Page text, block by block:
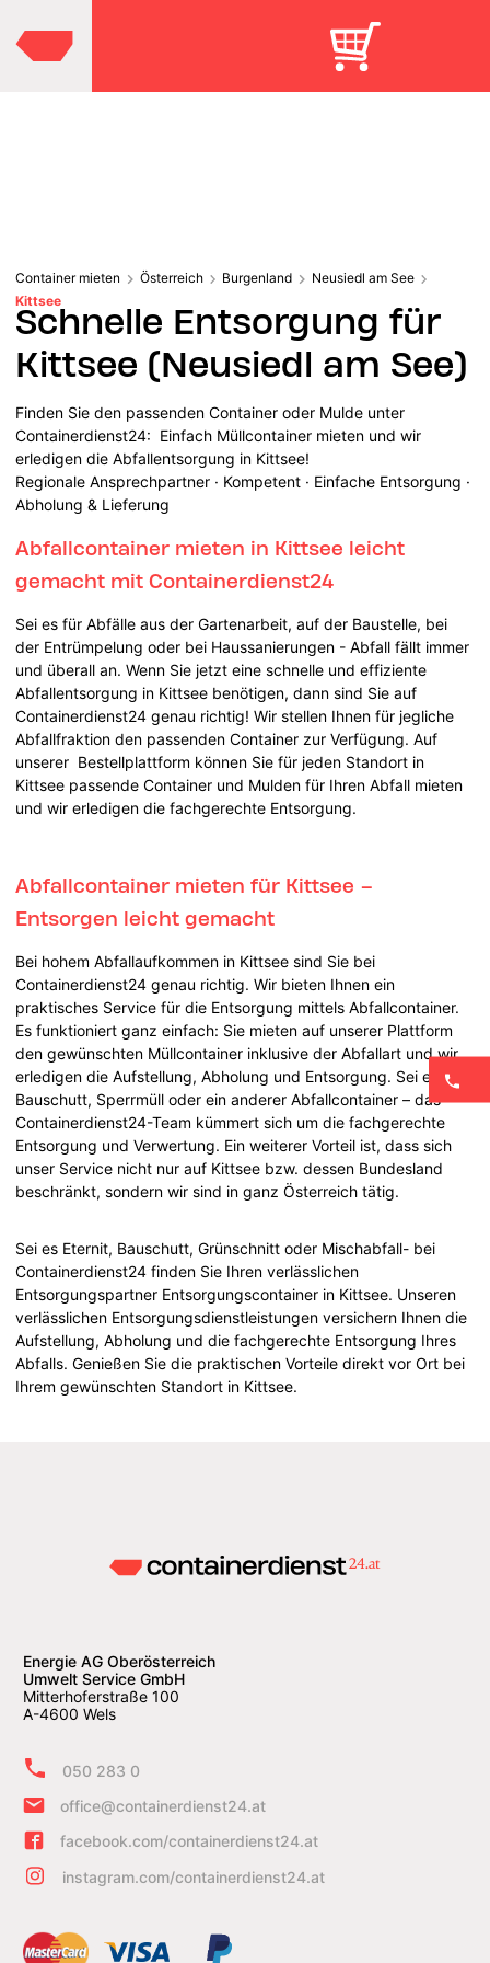
Container mieten Österreich Burgenland
Neusiedl am See
Kittsee
Schnelle Entsorgung für
Kittsee (Neusiedl am See)
Finden Sie den passenden Container oder Mulde unter
Containerdienst24: Einfach Müllcontainer mieten und wir
erledigen die Abfallentsorgung in Kittsee!
Regionale Ansprechpartner · Kompetent · Einfache Entsorgung ·
Abholung & Lieferung
Abfallcontainer mieten in Kittsee leicht
gemacht mit Containerdienst24
Sei es für Abfälle aus der Gartenarbeit, auf der Baustelle, bei
der Entrümpelung oder bei Haussanierungen - Abfall fällt immer
und überall an. Wenn Sie jetzt eine schnelle und effiziente
Abfallentsorgung in Kittsee benötigen, dann sind Sie auf
Containerdienst24 genau richtig! Wir stellen Ihnen für jegliche
Abfallfraktion den passenden Container zur Verfügung. Auf
unserer Bestellplattform können Sie für jeden Standort in
Kittsee passende Container und Mulden für Ihren Abfall mieten
und wir erledigen die fachgerechte Entsorgung.
Abfallcontainer mieten für Kittsee –
Entsorgen leicht gemacht
Bei hohem Abfallaufkommen in Kittsee sind Sie bei
Containerdienst24 genau richtig. Wir bieten Ihnen ein
praktisches Service für die Entsorgung mittels Abfallcontainer.
Es funktioniert ganz einfach: Sie mieten auf unserer Plattform
den gewünschten Müllcontainer inklusive der Abfallart und wir
erledigen die Aufstellung, Abholung und Entsorgung. Sei es ein
Bauschutt, Sperrmüll oder ein anderer Abfallcontainer – das
Containerdienst24-Team kümmert sich um die fachgerechte
Entsorgung und Verwertung. Ein weiterer Vorteil ist, dass sich
unser Service nicht nur auf Kittsee bzw. dessen Bundesland
beschränkt, sondern wir sind in ganz Österreich tätig.
Sei es Eternit, Bauschutt, Grünschnitt oder Mischabfall- bei
Containerdienst24 finden Sie Ihren verlässlichen
Entsorgungspartner Entsorgungscontainer in Kittsee. Unseren
verlässlichen Entsorgungsdienstleistungen versichern Ihnen die
Aufstellung, Abholung und die fachgerechte Entsorgung Ihres
Abfalls. Genießen Sie die praktischen Vorteile direkt vor Ort bei
Ihrem gewünschten Standort in Kittsee.
Energie AG Oberösterreich
Umwelt Service GmbH
Mitterhoferstraße 100
A-4600 Wels
050 283 0
office@containerdienst24.at
facebook.com/containerdienst24.at
instagram.com/containerdienst24.at